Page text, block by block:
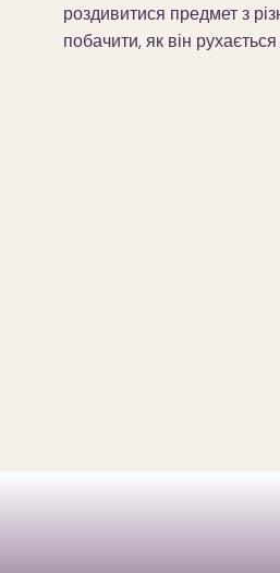
роздивитися предмет з
побачити, як він